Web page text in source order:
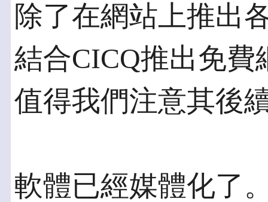
除了在網站上推出
結合CICQ推出免
值得我們注意其後
軟體已經媒體化了